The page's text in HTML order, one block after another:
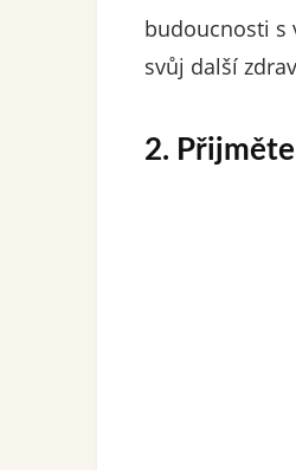
budoucnosti s
svůj další
2.